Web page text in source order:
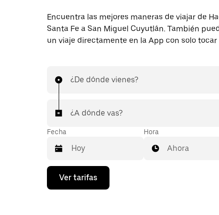
Encuentra las mejores maneras de viajar de
Santa Fe a San Miguel Cuyutlán. También
un viaje directamente en la App con solo
¿De dónde vienes?
¿A dónde vas?
Fecha
Presiona
flecha
Hora
Ahora
Ver tarifas